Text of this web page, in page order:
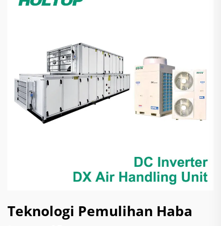
Teknologi Pemulihan Haba